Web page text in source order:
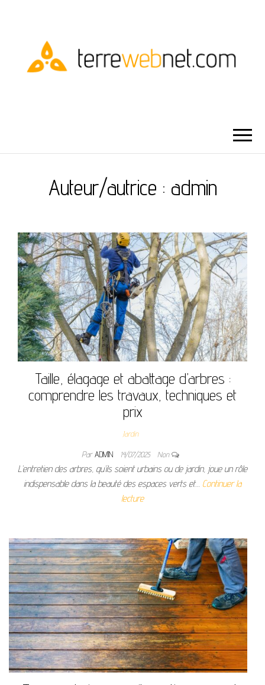
Auteur/autrice : admin
Taille, élagage et abattage d’arbres :
comprendre les travaux, techniques et
prix
Jardin
ParADMIN 14/07/2025 Non
L’entretien des arbres, qu’ils soient urbains ou de jardin, joue un rôle
indispensable dans la beauté des espaces verts et… Continuer la
lecture